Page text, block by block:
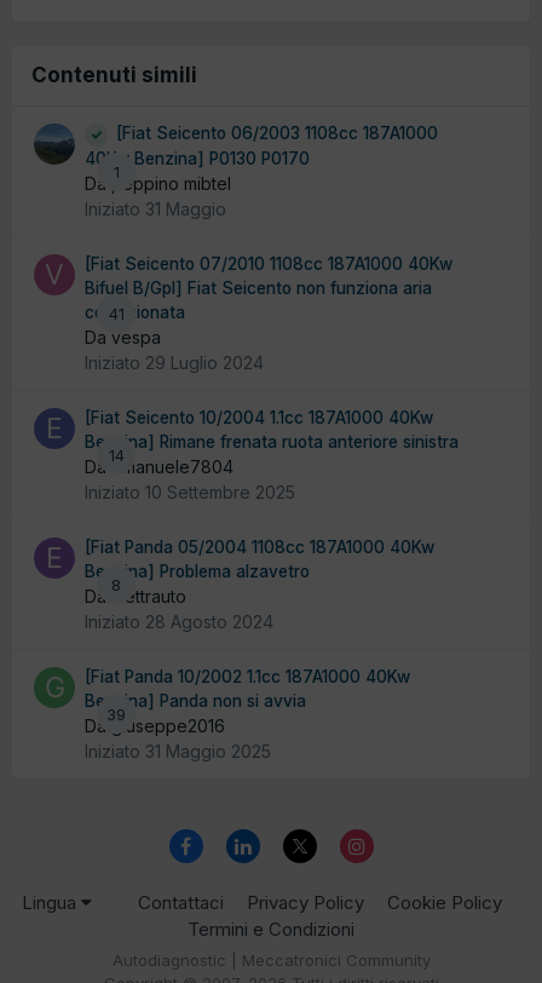
Contenuti simili
1
[Fiat Seicento 06/2003 1108cc 187A1000
40Kw Benzina] P0130 P0170
Da peppino mibtel
Iniziato 31 Maggio
41
[Fiat Seicento 07/2010 1108cc 187A1000 40Kw
Bifuel B/Gpl] Fiat Seicento non funziona aria
condizionata
Da vespa
Iniziato 29 Luglio 2024
14
[Fiat Seicento 10/2004 1.1cc 187A1000 40Kw
Benzina] Rimane frenata ruota anteriore sinistra
Da emanuele7804
Iniziato 10 Settembre 2025
8
[Fiat Panda 05/2004 1108cc 187A1000 40Kw
Benzina] Problema alzavetro
Da Elettrauto
Iniziato 28 Agosto 2024
39
[Fiat Panda 10/2002 1.1cc 187A1000 40Kw
Benzina] Panda non si avvia
Da giuseppe2016
Iniziato 31 Maggio 2025
Lingua Contattaci Privacy Policy
Cookie Policy
Termini e Condizioni
Autodiagnostic | Meccatronici Community